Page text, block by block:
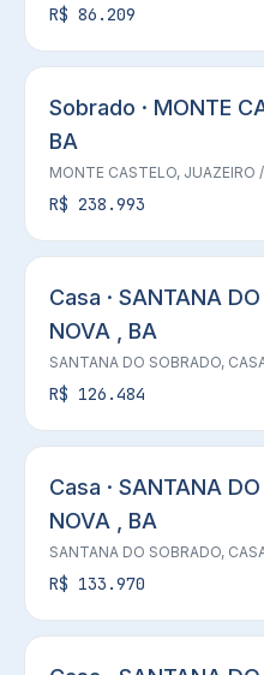
R$ 86.209
Sobrado · MONTE
BA
MONTE CASTELO, JUAZEIRO
R$ 238.993
Casa · SANTANA
NOVA , BA
SANTANA DO SOBRADO,
R$ 126.484
Casa · SANTANA
NOVA , BA
SANTANA DO SOBRADO,
R$ 133.970